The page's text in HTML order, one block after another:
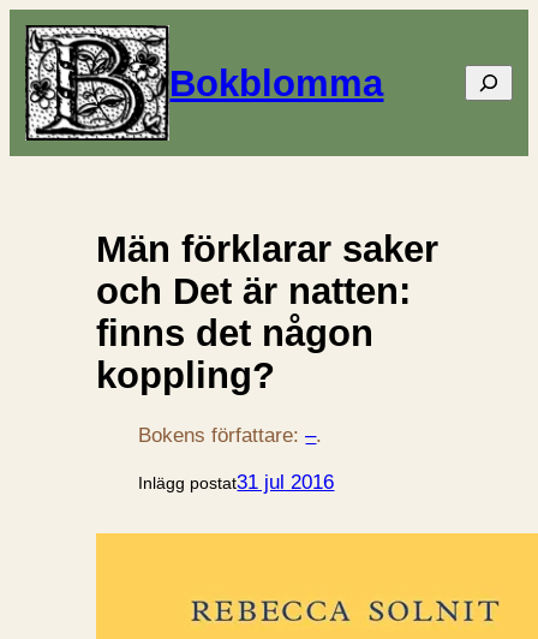
Bokblomma Sök
Män förklarar saker
och Det är natten:
finns det någon
koppling?
Bokens författare:–.
Inlägg postat31 jul 2016